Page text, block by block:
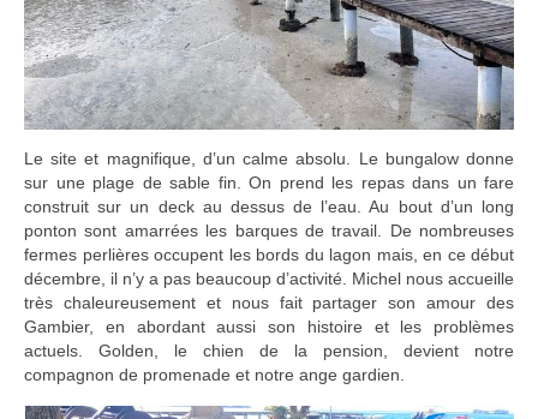
Le site et magnifique, d’un calme absolu. Le bungalow donne
sur une plage de sable fin. On prend les repas dans un fare
construit sur un deck au dessus de l’eau. Au bout d’un long
ponton sont amarrées les barques de travail. De nombreuses
fermes perlières occupent les bords du lagon mais, en ce début
décembre, il n’y a pas beaucoup d’activité. Michel nous accueille
très chaleureusement et nous fait partager son amour des
Gambier, en abordant aussi son histoire et les problèmes
actuels. Golden, le chien de la pension, devient notre
compagnon de promenade et notre ange gardien.